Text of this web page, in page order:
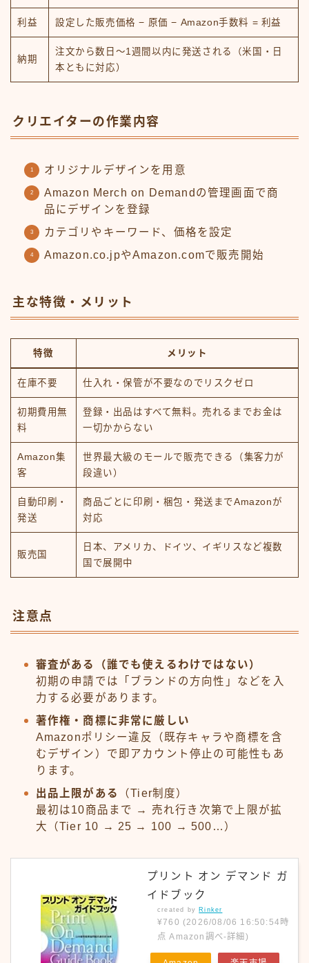
利益 設定した販売価格 − 原価 − Amazon手数料 = 利益
納期
注文から数日～1週間以内に発送される（米国・日
本ともに対応）
クリエイターの作業内容
オリジナルデザインを用意
Amazon Merch on Demandの管理画面で商
品にデザインを登録
カテゴリやキーワード、価格を設定
Amazon.co.jpやAmazon.comで販売開始
主な特徴・メリット
特徴 メリット
在庫不要 仕入れ・保管が不要なのでリスクゼロ
初期費用無
料
登録・出品はすべて無料。売れるまでお金は
一切かからない
Amazon集
客
世界最大級のモールで販売できる（集客力が
段違い）
自動印刷・
発送
商品ごとに印刷・梱包・発送までAmazonが
対応
販売国
日本、アメリカ、ドイツ、イギリスなど複数
国で展開中
注意点
審査がある（誰でも使えるわけではない）
初期の申請では「ブランドの方向性」などを入
力する必要があります。
著作権・商標に非常に厳しい
Amazonポリシー違反（既存キャラや商標を含
むデザイン）で即アカウント停止の可能性もあ
ります。
出品上限がある
（Tier制度）
最初は10商品まで → 売れ行き次第で上限が拡
大（Tier 10 → 25 → 100 → 500…）
プリント オン デマンド ガ
イドブック
created by Rinker
¥760 (2026/08/06 16:50:54時
点 Amazon調べ-詳細)